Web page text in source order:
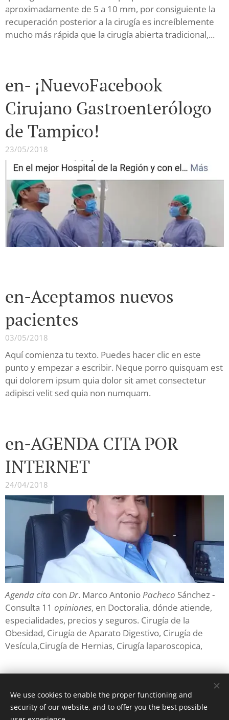
aproximadamente de 5 a 10 mm, por consiguiente la
recuperación posterior a la cirugía es increíblemente
mucho más rápida que la cirugía abierta tradicional,...
en- ¡NuevoFacebook
Cirujano Gastroenterólogo
de Tampico!
23/05/2018
en-Aceptamos nuevos
pacientes
03/05/2018
Aquí comienza tu texto. Puedes hacer clic en este
punto y empezar a escribir. Neque porro quisquam est
qui dolorem ipsum quia dolor sit amet consectetur
adipisci velit sed quia non numquam.
en-AGENDA CITA POR
INTERNET
24/04/2018
Agenda cita con Dr. Marco Antonio Pacheco Sánchez -
Consulta 11 opiniones, en Doctoralia, dónde atiende,
especialidades, precios y seguros. Cirugía de la
Obesidad, Cirugía de Aparato Digestivo, Cirugía de
Vesícula,Cirugía de Hernias, Cirugía laparoscopica,
We use cookies to enable the proper functioning and
security of our website, and to offer you the best possible